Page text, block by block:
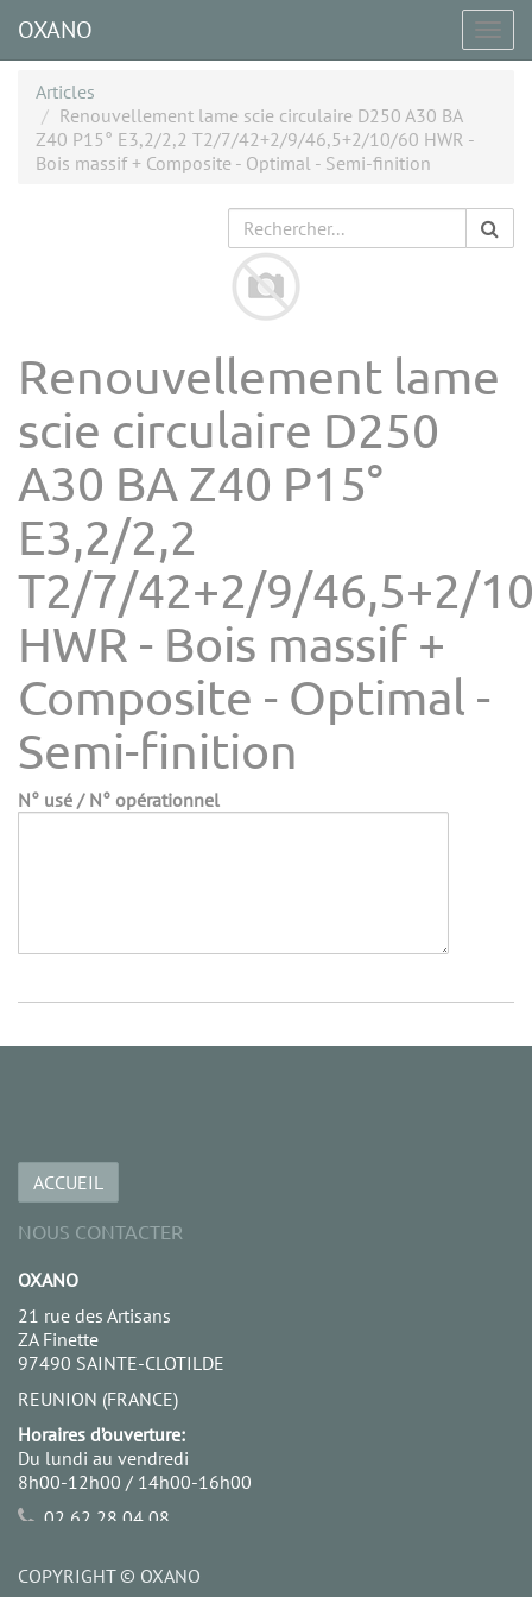
OXANO
Articles
Renouvellement lame scie circulaire D250 A30 BA
Z40 P15° E3,2/2,2 T2/7/42+2/9/46,5+2/10/60 HWR -
Bois massif + Composite - Optimal - Semi-finition
Renouvellement lame
scie circulaire D250
A30 BA Z40 P15°
E3,2/2,2
T2/7/42+2/9/46,5+2/
HWR - Bois massif +
Composite - Optimal -
Semi-finition
N° usé / N° opérationnel
ACCUEIL
NOUS CONTACTER
OXANO
21 rue des Artisans
ZA Finette
97490 SAINTE-CLOTILDE
REUNION (FRANCE)
Horaires d’ouverture:
Du lundi au vendredi
8h00-12h00 / 14h00-16h00
02 62 28 04 08
contact@oxano.re
COPYRIGHT © OXANO